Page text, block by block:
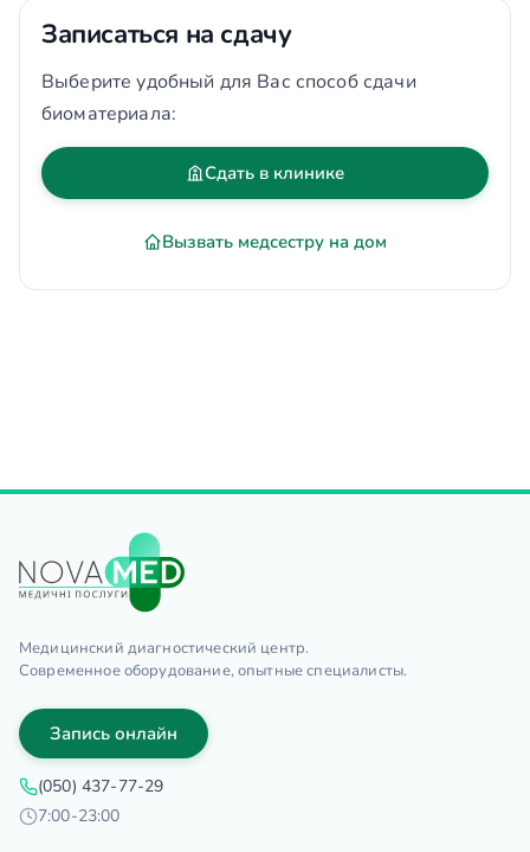
Записаться на сдачу
Выберите удобный для Вас способ сдачи
биоматериала:
Сдать в клинике
Вызвать медсестру на дом
Медицинский диагностический центр.
Современное оборудование, опытные специалисты.
Запись онлайн
(050) 437-77-29
7:00-23:00